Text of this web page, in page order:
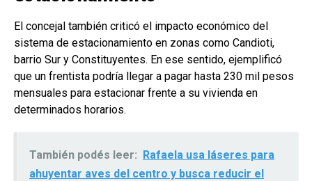
El concejal también criticó el impacto económico del
sistema de estacionamiento en zonas como Candioti,
barrio Sur y Constituyentes. En ese sentido, ejemplificó
que un frentista podría llegar a pagar hasta 230 mil pesos
mensuales para estacionar frente a su vivienda en
determinados horarios.
También podés leer: Rafaela usa láseres para
ahuyentar aves del centro y busca reducir el